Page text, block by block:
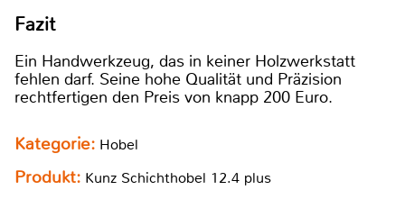
Fazit
Ein Handwerkzeug, das in keiner Holzwerkstatt
fehlen darf. Seine hohe Qualität und Präzision
rechtfertigen den Preis von knapp 200 Euro.
Kategorie: Hobel
Produkt: Kunz Schichthobel 12.4 plus